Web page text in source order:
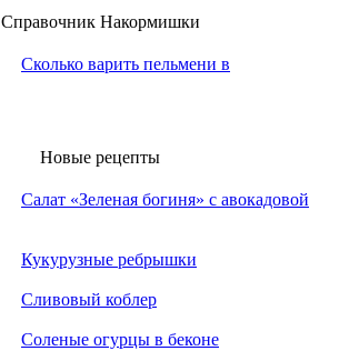
Справочник Накормишки
Сколько варить пельмени в
Новые рецепты
Салат «Зеленая богиня» с авокадовой
Кукурузные ребрышки
Сливовый коблер
Соленые огурцы в беконе